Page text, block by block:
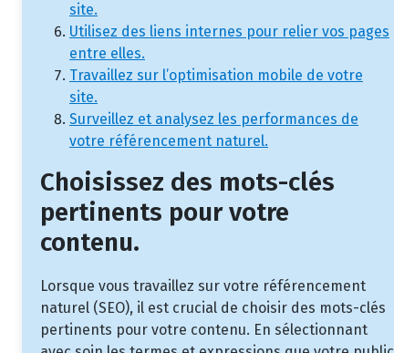
site.
Utilisez des liens internes pour relier vos pages
entre elles.
Travaillez sur l’optimisation mobile de votre
site.
Surveillez et analysez les performances de
votre référencement naturel.
Choisissez des mots-clés
pertinents pour votre
contenu.
Lorsque vous travaillez sur votre référencement
naturel (SEO), il est crucial de choisir des mots-clés
pertinents pour votre contenu. En sélectionnant